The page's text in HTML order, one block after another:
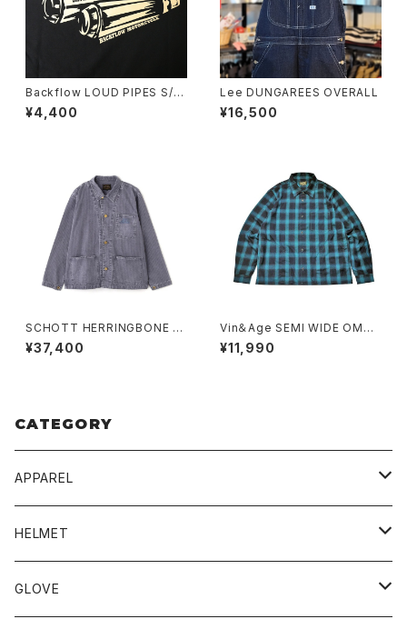
Backflow LOUD PIPES S/S
T-SHIRT
¥4,400
Lee DUNGAREES OVERALL
¥16,500
SCHOTT HERRINGBONE C
OVERALL
¥37,400
Vin＆Age SEMI WIDE OMBR
E CHECK SHIRT
¥11,990
CATEGORY
APPAREL
BLUCO
TOPS
UNCROWD
HELMET
BUCO
GLOVE